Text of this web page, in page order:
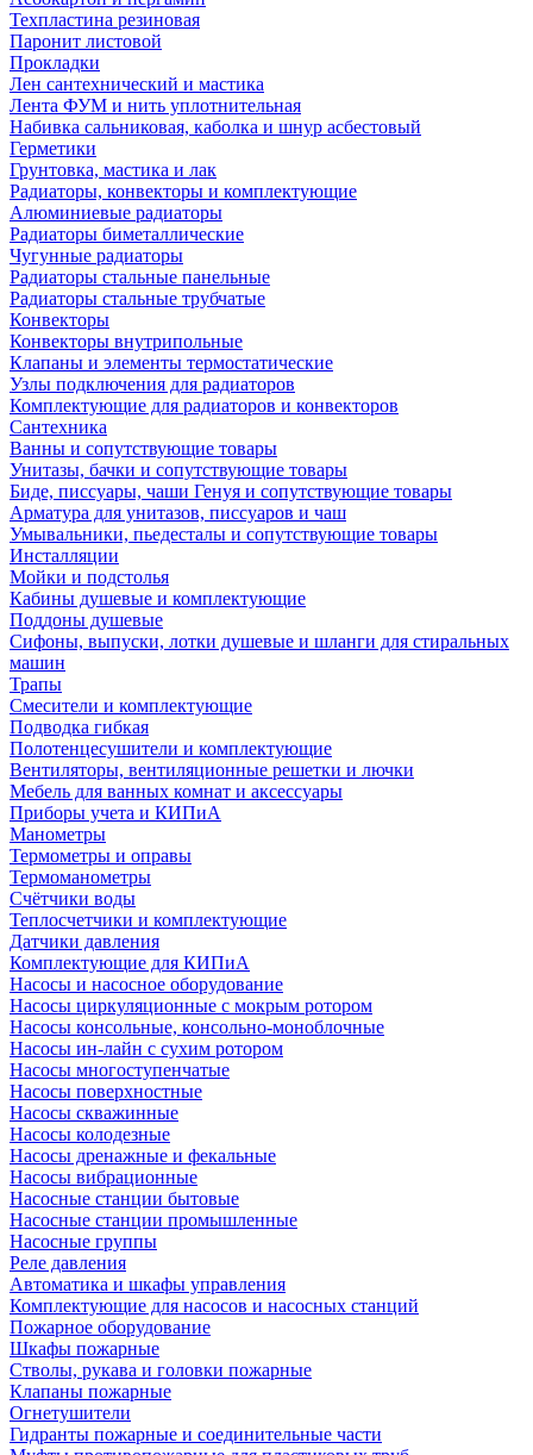
Техпластина резиновая
Паронит листовой
Прокладки
Лен сантехнический и мастика
Лента ФУМ и нить уплотнительная
Набивка сальниковая, каболка и шнур асбестовый
Герметики
Грунтовка, мастика и лак
Радиаторы, конвекторы и комплектующие
Алюминиевые радиаторы
Радиаторы биметаллические
Чугунные радиаторы
Радиаторы стальные панельные
Радиаторы стальные трубчатые
Конвекторы
Конвекторы внутрипольные
Клапаны и элементы термостатические
Узлы подключения для радиаторов
Комплектующие для радиаторов и конвекторов
Сантехника
Ванны и сопутствующие товары
Унитазы, бачки и сопутствующие товары
Биде, писсуары, чаши Генуя и сопутствующие товары
Арматура для унитазов, писсуаров и чаш
Умывальники, пьедесталы и сопутствующие товары
Инсталляции
Мойки и подстолья
Кабины душевые и комплектующие
Поддоны душевые
Сифоны, выпуски, лотки душевые и шланги для стиральных
машин
Трапы
Смесители и комплектующие
Подводка гибкая
Полотенцесушители и комплектующие
Вентиляторы, вентиляционные решетки и лючки
Мебель для ванных комнат и аксессуары
Приборы учета и КИПиА
Манометры
Термометры и оправы
Термоманометры
Счётчики воды
Теплосчетчики и комплектующие
Датчики давления
Комплектующие для КИПиА
Насосы и насосное оборудование
Насосы циркуляционные с мокрым ротором
Насосы консольные, консольно-моноблочные
Насосы ин-лайн с сухим ротором
Насосы многоступенчатые
Насосы поверхностные
Насосы скважинные
Насосы колодезные
Насосы дренажные и фекальные
Насосы вибрационные
Насосные станции бытовые
Насосные станции промышленные
Насосные группы
Реле давления
Автоматика и шкафы управления
Комплектующие для насосов и насосных станций
Пожарное оборудование
Шкафы пожарные
Стволы, рукава и головки пожарные
Клапаны пожарные
Огнетушители
Гидранты пожарные и соединительные части